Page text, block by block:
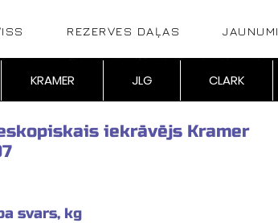
REZERVES DAĻAS JAUNUMI
KRAMER JLG CLARK
iekrāvējs Kramer
svars, kg